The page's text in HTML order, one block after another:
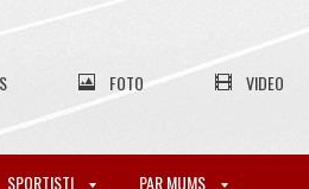
FOTO VIDEO
SPORTISTI PAR MUMS